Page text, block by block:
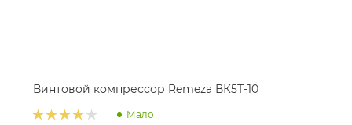
Винтовой компрессор Remeza ВК5Т-10
Мало